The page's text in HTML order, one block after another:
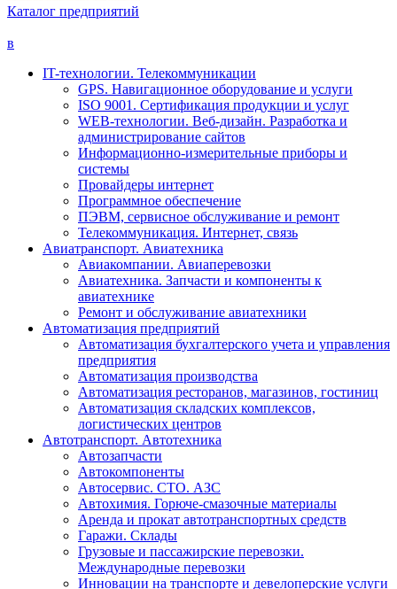
Каталог предприятий
в
IT-технологии. Телекоммуникации
GPS. Навигационное оборудование и услуги
ISO 9001. Сертификация продукции и услуг
WEB-технологии. Веб-дизайн. Разработка и
администрирование сайтов
Информационно-измерительные приборы и
системы
Провайдеры интернет
Программное обеспечение
ПЭВМ, сервисное обслуживание и ремонт
Телекоммуникация. Интернет, связь
Авиатранспорт. Авиатехника
Авиакомпании. Авиаперевозки
Авиатехника. Запчасти и компоненты к
авиатехнике
Ремонт и обслуживание авиатехники
Автоматизация предприятий
Автоматизация бухгалтерского учета и управления
предприятия
Автоматизация производства
Автоматизация ресторанов, магазинов, гостиниц
Автоматизация складских комплексов,
логистических центров
Автотранспорт. Автотехника
Автозапчасти
Автокомпоненты
Автосервис. СТО. АЗС
Автохимия. Горюче-смазочные материалы
Аренда и прокат автотранспортных средств
Гаражи. Склады
Грузовые и пассажирские перевозки.
Международные перевозки
Инновации на транспорте и девелоперские услуги